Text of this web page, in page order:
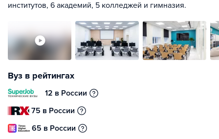
институтов, 6 академий, 5 колледжей и гимназия.
Вуз в рейтингах
12 в России
75 в России
65 в России